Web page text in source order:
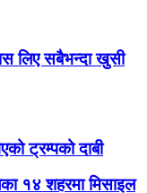
लिए सबैभन्दा खुसी
ट्रम्पको दाबी
१४ शहरमा मिसाइल